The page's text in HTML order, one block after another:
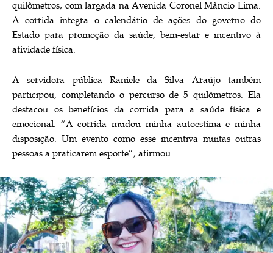
quilômetros, com largada na Avenida Coronel Mâncio Lima.
A corrida integra o calendário de ações do governo do
Estado para promoção da saúde, bem-estar e incentivo à
atividade física.
A servidora pública Raniele da Silva Araújo também
participou, completando o percurso de 5 quilômetros. Ela
destacou os benefícios da corrida para a saúde física e
emocional. “A corrida mudou minha autoestima e minha
disposição. Um evento como esse incentiva muitas outras
pessoas a praticarem esporte”, afirmou.